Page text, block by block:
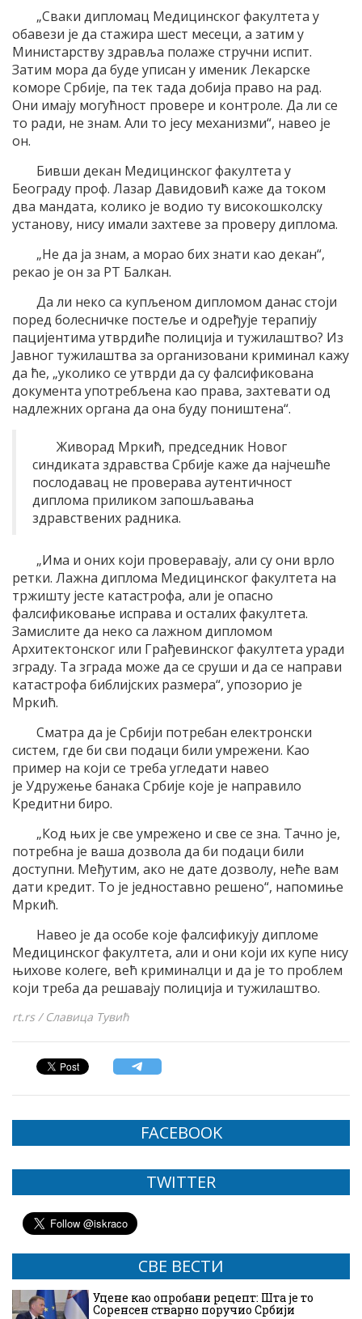
„Сваки дипломац Медицинског факултета у
обавези је да стажира шест месеци, а затим у
Министарству здравља полаже стручни испит.
Затим мора да буде уписан у именик Лекарске
коморе Србије, па тек тада добија право на рад.
Они имају могућност провере и контроле. Да ли се
то ради, не знам. Али то јесу механизми“, навео је
он.
Бивши декан Медицинског факултета у
Београду проф. Лазар Давидовић каже да током
два мандата, колико је водио ту високошколску
установу, нису имали захтеве за проверу диплома.
„Не да ја знам, а морао бих знати као декан“,
рекао је он за РТ Балкан.
Да ли неко са купљеном дипломом данас стоји
поред болесничке постеље и одређује терапију
пацијентима утврдиће полиција и тужилаштво? Из
Јавног тужилаштва за организовани криминал кажу
да ће, „уколико се утврди да су фалсификована
документа употребљена као права, захтевати од
надлежних органа да она буду поништена“.
Живорад Мркић, председник Новог
синдиката здравства Србије каже да најчешће
послодавац не проверава аутентичност
диплома приликом запошљавања
здравствених радника.
„Има и оних који проверавају, али су они врло
ретки. Лажна диплома Медицинског факултета на
тржишту јесте катастрофа, али је опасно
фалсификовање исправа и осталих факултета.
Замислите да неко са лажном дипломом
Архитектонског или Грађевинског факултета уради
зграду. Та зграда може да се сруши и да се направи
катастрофа библијских размера“, упозорио је
Мркић.
Сматра да је Србији потребан електронски
систем, где би сви подаци били умрежени. Као
пример на који се треба угледати навео
је Удружење банака Србије које је направило
Кредитни биро.
„Код њих је све умрежено и све се зна. Тачно је,
потребна је ваша дозвола да би подаци били
доступни. Међутим, ако не дате дозволу, неће вам
дати кредит. То је једноставно решено“, напомиње
Мркић.
Навео је да особе које фалсификују дипломе
Медицинског факултета, али и они који их купе нису
њихове колеге, већ криминалци и да је то проблем
који треба да решавају полиција и тужилаштво.
rt.rs / Славица Тувић
FACEBOOK
TWITTER
СВЕ ВЕСТИ
Уцене као опробани рецепт: Шта је то
Соренсен стварно поручио Србији